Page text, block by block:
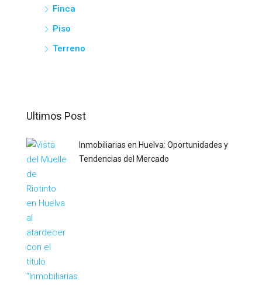
Finca
Piso
Terreno
Ultimos Post
Inmobiliarias en Huelva: Oportunidades y
Tendencias del Mercado